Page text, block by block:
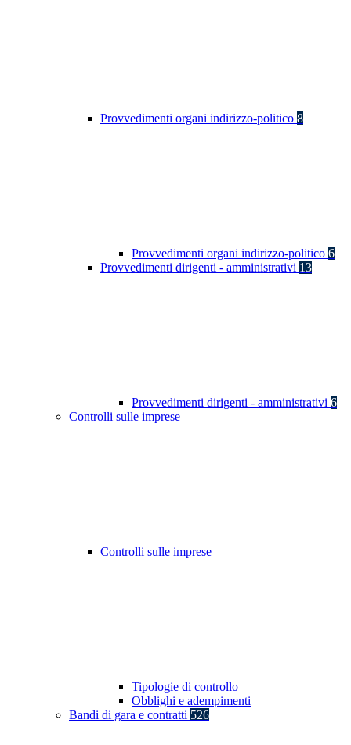
Provvedimenti organi indirizzo-politico 8
Provvedimenti organi indirizzo-politico 6
Provvedimenti dirigenti - amministrativi 13
Provvedimenti dirigenti - amministrativi 6
Controlli sulle imprese
Controlli sulle imprese
Tipologie di controllo
Obblighi e adempimenti
Bandi di gara e contratti 526